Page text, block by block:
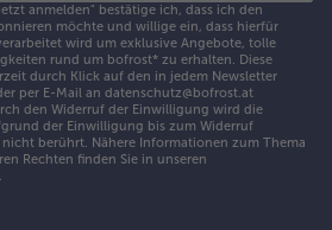
anmelden" bestätige ich, dass ich den
möchte und willige ein, dass hierfür
wird um exklusive Angebote, tolle
rund um bofrost* zu erhalten. Diese
durch Klick auf den in jedem Newsletter
per E-Mail an datenschutz@bofrost.at
den Widerruf der Einwilligung wird die
der Einwilligung bis zum Widerruf
berührt. Nähere Informationen zum Thema
Rechten finden Sie in unseren
.